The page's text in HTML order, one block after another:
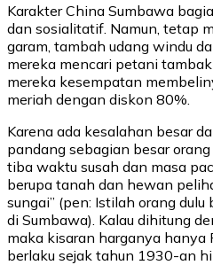
Karakter China Sumbawa
dan sosialitatif. Namun, tetap
garam, tambah udang windu
mereka mencari petani
mereka kesempatan
meriah dengan diskon 80%.
Karena ada kesalahan besar
pandang sebagian besar
tiba waktu susah dan masa
berupa tanah dan hewan
sungai” (pen: Istilah orang
di Sumbawa). Kalau dihitung
maka kisaran harganya hanya
berlaku sejak tahun 1930-an